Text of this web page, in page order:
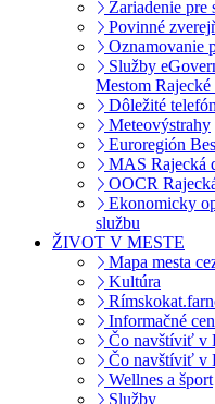
Zariadenie
Povinné
Oznamovanie
Služby
Mestom Rajecké
Dôležité
Meteovýstrahy
Euroregión
MAS Rajecká
OOCR
Ekonomicky
službu
ŽIVOT V MESTE
Mapa mesta
Kultúra
Informačné
Čo navštíviť v
Čo navštíviť v
Wellnes a šport
Služby